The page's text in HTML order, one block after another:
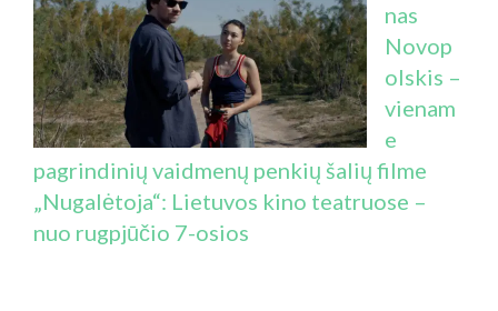
nas
Novop
olskis –
vienam
e
pagrindinių vaidmenų penkių šalių filme
„Nugalėtoja“: Lietuvos kino teatruose –
nuo rugpjūčio 7-osios